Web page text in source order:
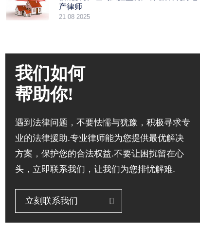
产律师
21 08 2025
我们如何
帮助你!
遇到法律问题，不要怯懦与犹豫，积极寻求专
业的法律援助.专业律师能为您提供最优解决
方案，保护您的合法权益.不要让困扰留在心
头，立即联系我们，让我们为您排忧解难.
立刻联系我们